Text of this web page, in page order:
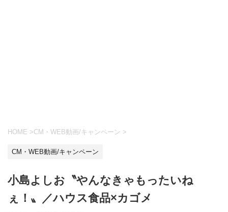
HOME >CM・WEB動画/キャンペーン >
CM・WEB動画/キャンペーン
小島よしお〝やんなきゃもったいね
ぇ！〟／ハウス食品×カゴメ